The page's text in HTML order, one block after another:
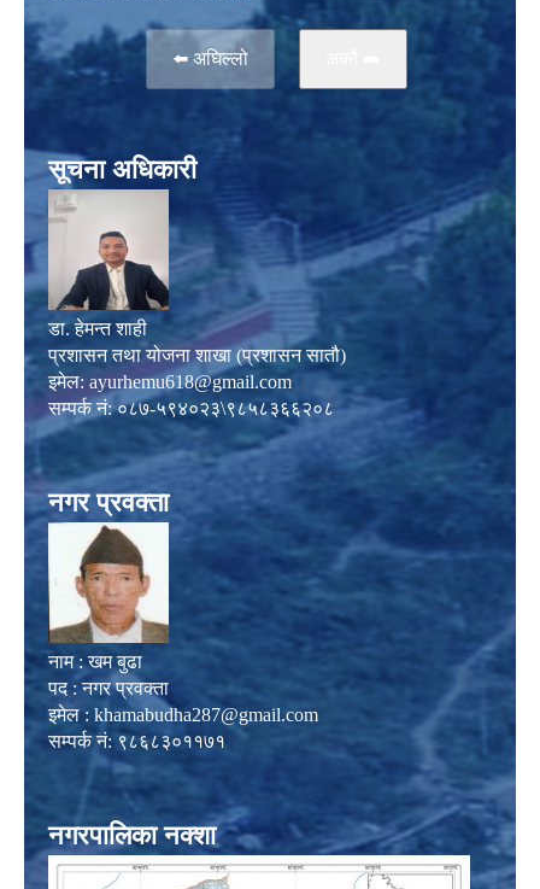
⬅️ अघिल्लो
सूचना अधिकारी
डा. हेमन्त शाही
प्रशासन तथा योजना शाखा (प्रशासन सातौ)
इमेल: ayurhemu618@gmail.com
सम्पर्क नं: ०८७-५९४०२३\९८५८३६६२०८
नगर प्रवक्ता
नाम : खम बुढा
पद : नगर प्रवक्ता
इमेल : khamabudha287@gmail.com
सम्पर्क नं: ९८६८३०११७१
नगरपालिका नक्शा